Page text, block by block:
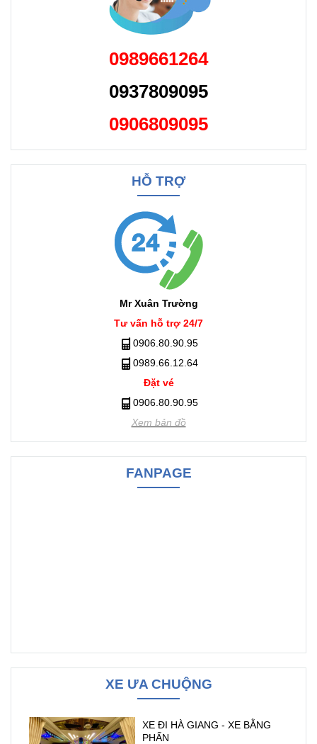
0989661264
0937809095
0906809095
HỖ TRỢ
Mr Xuân Trường
Tư vấn hỗ trợ 24/7
0906.80.90.95
​​​​​​​0989.66.12.64
Đặt vé
​​​​​​​​​​​​​​​​​​​​​0906.80.90.95
Xem bản đồ
FANPAGE
XE ƯA CHUỘNG
XE ĐI HÀ GIANG - XE BẰNG
PHẤN